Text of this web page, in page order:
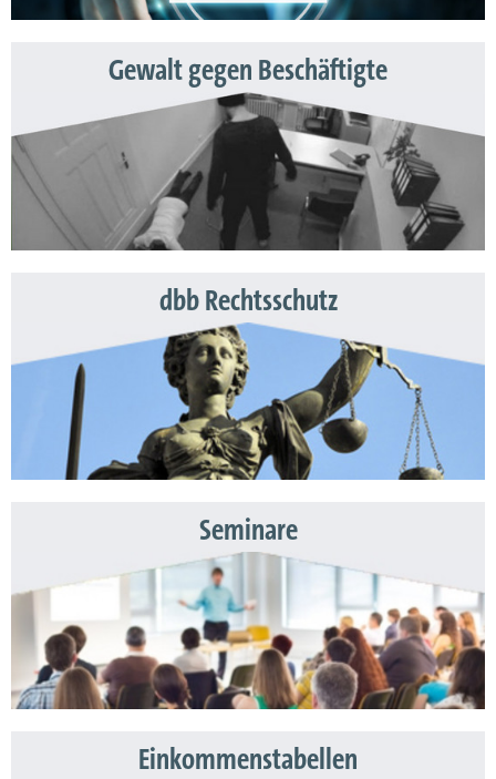
Gewalt gegen Beschäftigte
dbb Rechtsschutz
Seminare
Einkommenstabellen